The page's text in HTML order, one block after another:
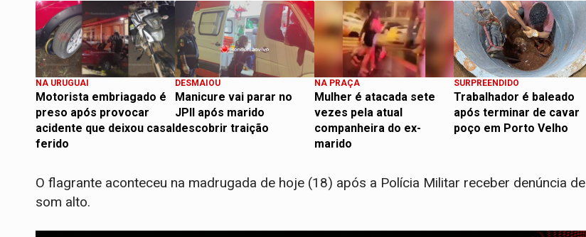
NA URUGUAI
Motorista embriagado é
preso após provocar
acidente que deixou casal
ferido
DESMAIOU
Manicure vai parar no
JPII após marido
descobrir traição
NA PRAÇA
Mulher é atacada sete
vezes pela atual
companheira do ex-
marido
SURPREENDIDO
Trabalhador é baleado
após terminar de cavar
poço em Porto Velho
O flagrante aconteceu na madrugada de hoje (18) após a Polícia Militar receber denúncia de
som alto.